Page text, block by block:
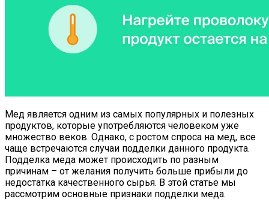
Мед является одним из самых популярных и полезных
продуктов, которые употребляются человеком уже
множество веков. Однако, с ростом спроса на мед, все
чаще встречаются случаи подделки данного продукта.
Подделка меда может происходить по разным
причинам – от желания получить больше прибыли до
недостатка качественного сырья. В этой статье мы
рассмотрим основные признаки подделки меда.